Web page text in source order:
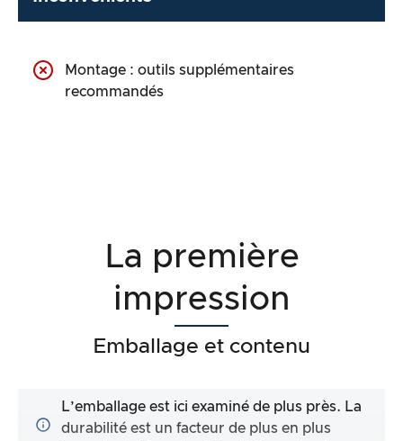
Montage : outils supplémentaires
recommandés
La première
impression
Emballage et contenu
L’emballage est ici examiné de plus près. La
durabilité est un facteur de plus en plus